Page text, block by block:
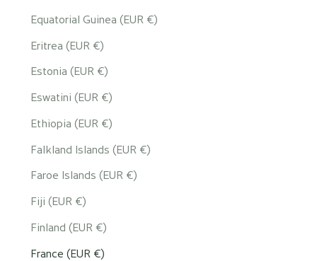
Equatorial Guinea (EUR €)
Eritrea (EUR €)
Estonia (EUR €)
Eswatini (EUR €)
Ethiopia (EUR €)
Falkland Islands (EUR €)
Faroe Islands (EUR €)
Fiji (EUR €)
Finland (EUR €)
France (EUR €)